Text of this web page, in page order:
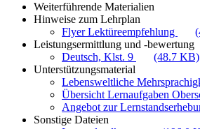
Weiterführende Materialien
Hinweise zum Lehrplan
Flyer Lektüreempfehlung
Leistungsermittlung und -bewertung
Deutsch, Klst. 9
(48.7 KB)
Unterstützungsmaterial
Lebensweltliche
Übersicht Lernaufgaben
Angebot zur
Sonstige Dateien